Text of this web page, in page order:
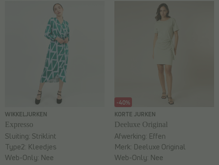
WIKKELJURKEN
Expresso
Sluiting: Striklint
Type2: Kleedjes
Web-Only: Nee
-40%
KORTE JURKEN
Deeluxe Original
Afwerking: Effen
Merk: Deeluxe Original
Web-Only: Nee